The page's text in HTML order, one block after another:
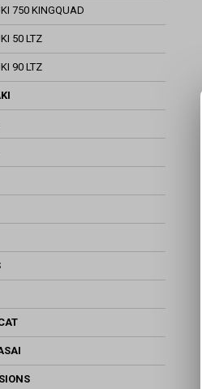
750 KINGQUAD
50 LTZ
90 LTZ